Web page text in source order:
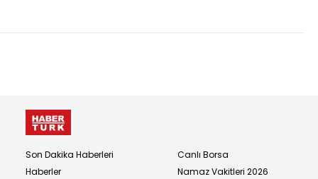
Son Dakika Haberleri
Haberler
Canlı Borsa
Namaz Vakitleri 2026